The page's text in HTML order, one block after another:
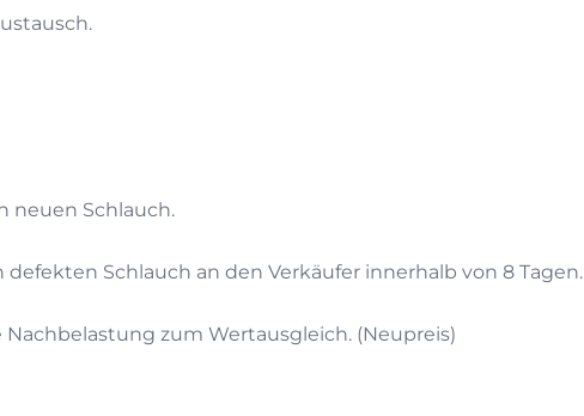
neuen Schlauch.
Schlauch an den Verkäufer innerhalb von 8 Tagen.
zum Wertausgleich. (Neupreis)